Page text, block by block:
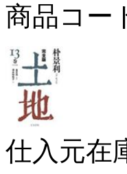
商品コー
仕入元在